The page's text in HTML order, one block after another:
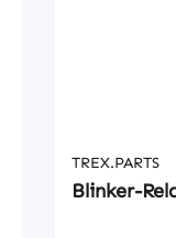
TREX.PARTS
Blinker-